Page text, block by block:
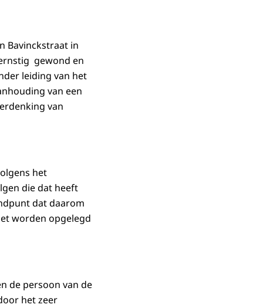
Bavinckstraat in
gewond en
leiding van het
van een
van
het
die dat heeft
dat daarom
worden opgelegd
de persoon van de
het zeer